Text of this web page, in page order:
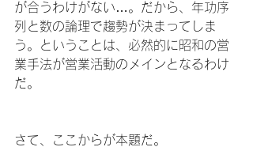
が合うわけがない…。だから、年功序
列と数の論理で趨勢が決まってしま
う。ということは、必然的に昭和の営
業手法が営業活動のメインとなるわけ
だ。
さて、ここからが本題だ。